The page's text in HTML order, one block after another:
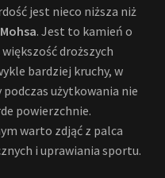
jest nieco niższa niż
. Jest to kamień o
droższych
bardziej kruchy, w
użytkowania nie
powierzchnie.
warto zdjąć z palca
i uprawiania sportu.